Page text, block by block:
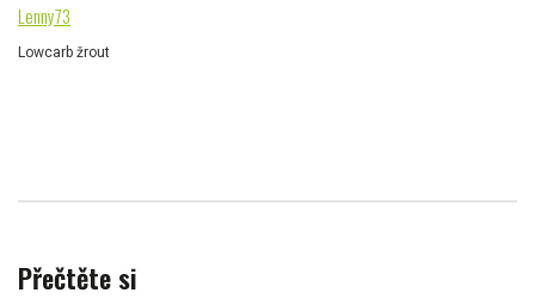
Lenny73
Lowcarb žrout
Přečtěte si